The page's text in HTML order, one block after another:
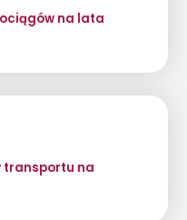
na lata
transportu na